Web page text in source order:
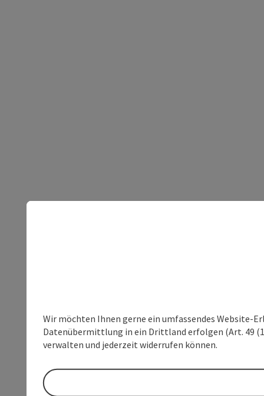
Wir möchten Ihnen gerne ein umfassendes Website-
Datenübermittlung in ein Drittland erfolgen (Art. 49
verwalten und jederzeit widerrufen können.